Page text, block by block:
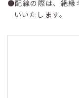
配線の際は、絶縁
いいたします。